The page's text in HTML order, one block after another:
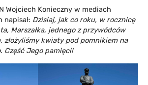
Wojciech Konieczny w mediach
napisał: Dzisiaj, jak co roku, w rocznicę
Marszałka, jednego z przywódców
złożyliśmy kwiaty pod pomnikiem na
Część Jego pamięci!